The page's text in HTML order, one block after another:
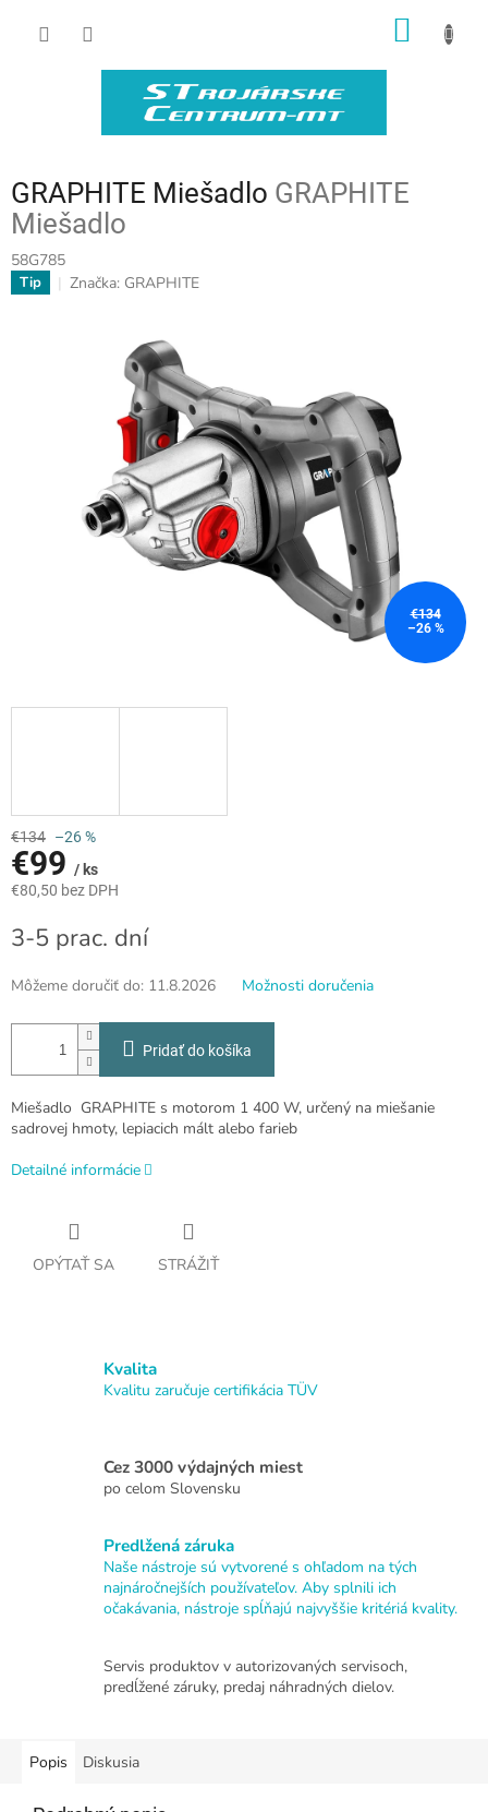
GRAPHITE Miešadlo GRAPHITE
Miešadlo
58G785
Tip Značka: GRAPHITE
€134
–26 %
€134 –26 %
€99 / ks
€80,50 bez DPH
cena:
3-5 prac. dní
Môžeme doručiť do: 11.8.2026 Možnosti doručenia
Pridať do košíka
Miešadlo GRAPHITE s motorom 1 400 W, určený na miešanie
sadrovej hmoty, lepiacich mált alebo farieb
Detailné informácie
OPÝTAŤ SA STRÁŽIŤ
Kvalita
Kvalitu zaručuje certifikácia TÜV
Cez 3000 výdajných miest
po celom Slovensku
Predlžená záruka
Naše nástroje sú vytvorené s ohľadom na tých
najnáročnejších používateľov. Aby splnili ich
očakávania, nástroje spĺňajú najvyššie kritériá kvality.
Servis produktov v autorizovaných servisoch,
predĺžené záruky, predaj náhradných dielov.
Popis Diskusia